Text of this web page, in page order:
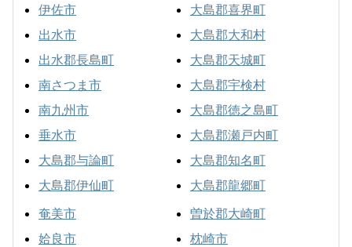
伊佐市
出水市
出水郡長島町
南さつま市
南九州市
垂水市
大島郡与論町
大島郡伊仙町
大島郡喜界町
大島郡大和村
大島郡天城町
大島郡宇検村
大島郡徳之島町
大島郡瀬戸内町
大島郡知名町
大島郡龍郷町
奄美市
姶良市
曽於郡大崎町
枕崎市